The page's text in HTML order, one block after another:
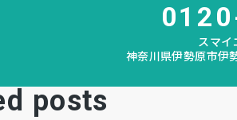
スマ
神奈川県伊勢原市伊
posts